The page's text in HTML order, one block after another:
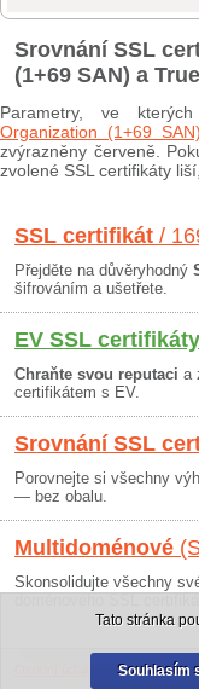
Srovnání SSL
(1+69 SAN) a
Parametry, ve
Organization (1+69 SAN)
zvýrazněny červeně.
zvolené SSL certifikáty
SSL certifikát /
Přejděte na důvěryhodný
šifrováním a ušetřete.
EV SSL certifikáty
Chraňte svou reputaci a
certifikátem s EV.
Srovnání SSL
Porovnejte si všechny
— bez obalu.
Multidoménové
Skonsolidujte všechny
Obchodní
Tato stránka
Souhlasím